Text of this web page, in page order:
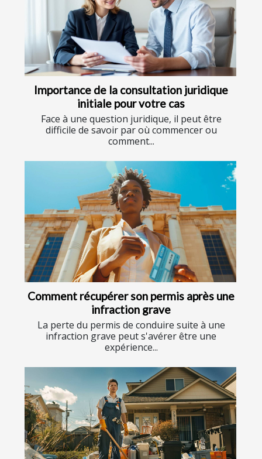
Importance de la consultation juridique
initiale pour votre cas
Face à une question juridique, il peut être
difficile de savoir par où commencer ou
comment...
Comment récupérer son permis après une
infraction grave
La perte du permis de conduire suite à une
infraction grave peut s'avérer être une
expérience...